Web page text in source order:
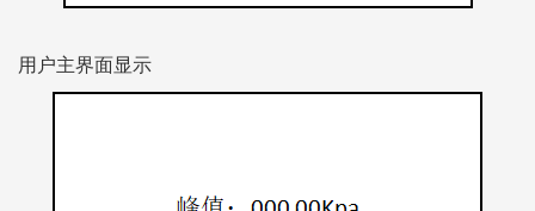
用户主界面显示